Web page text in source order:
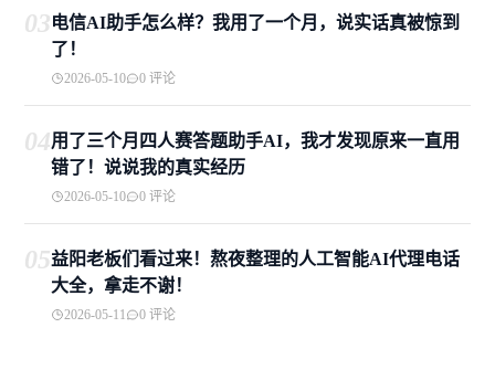
03电信AI助手怎么样？我用了一个月，说实话真被惊到
了！
2026-05-10 0 评论
04用了三个月四人赛答题助手AI，我才发现原来一直用
错了！说说我的真实经历
2026-05-10 0 评论
05益阳老板们看过来！熬夜整理的人工智能AI代理电话
大全，拿走不谢！
2026-05-11 0 评论